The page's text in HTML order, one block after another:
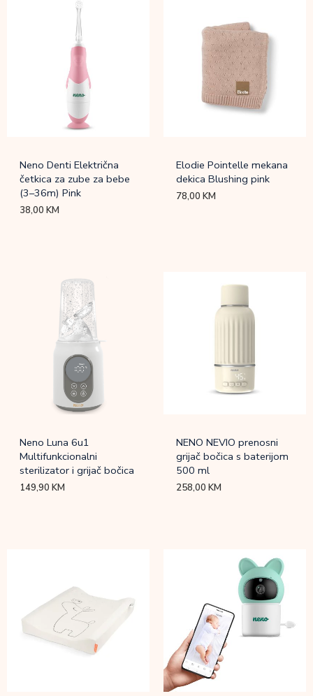
Neno Denti Električna
četkica za zube za bebe
(3–36m) Pink
38,00KM
Elodie Pointelle mekana
dekica Blushing pink
78,00KM
Neno Luna 6u1
Multifunkcionalni
sterilizator i grijač bočica
149,90KM
NENO NEVIO prenosni
grijač bočica s baterijom
500 ml
258,00KM